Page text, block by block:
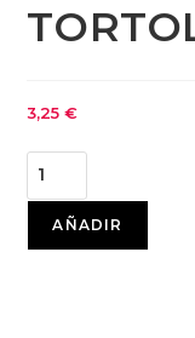
3,25€
AÑADIR